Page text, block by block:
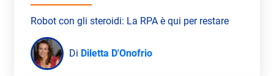
Robot con gli steroidi: La RPA è qui per restare
Di Diletta D'Onofrio